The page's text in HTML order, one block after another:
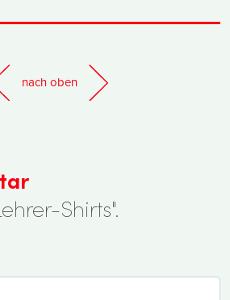
nach oben
Shirts".